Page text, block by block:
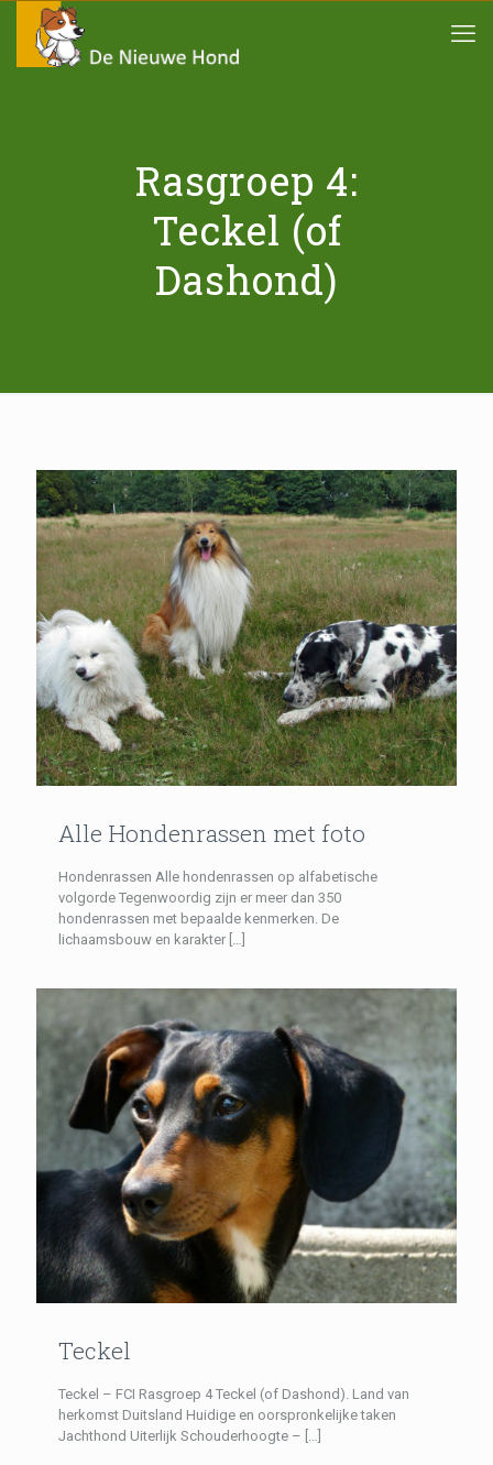
Rasgroep 4:
Teckel (of
Dashond)
Alle Hondenrassen met foto
Hondenrassen Alle hondenrassen op alfabetische
volgorde Tegenwoordig zijn er meer dan 350
hondenrassen met bepaalde kenmerken. De
lichaamsbouw en karakter […]
Teckel
Teckel – FCI Rasgroep 4 Teckel (of Dashond). Land van
herkomst Duitsland Huidige en oorspronkelijke taken
Jachthond Uiterlijk Schouderhoogte – […]